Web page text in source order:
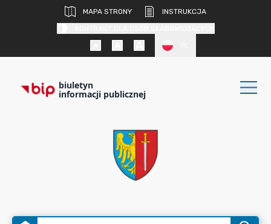
MAPA STRONY
INSTRUKCJA
biuletyn
informacji publicznej